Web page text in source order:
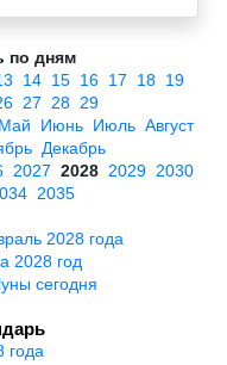
по дням
14 15 16 17 18 19
27 28 29
Май Июнь Июль Август
Декабрь
2027 2028 2029 2030
2035
2028 года
2028 год
сегодня
года